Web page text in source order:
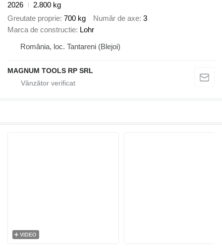
2026
2.800 kg
Greutate proprie 700 kg Număr de axe 3
Marca de constructie Lohr
România, loc. Tantareni (Blejoi)
MAGNUM TOOLS RP SRL
VIDEO